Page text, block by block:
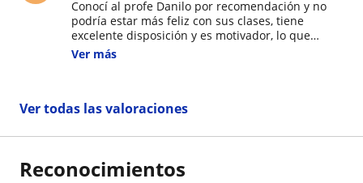
Conocí al profe Danilo por recomendación y no
podría estar más feliz con sus clases, tiene
excelente disposición y es motivador, lo que
ayuda mucho a hacer más fácil y dinámico el
Ver más
Ver todas las valoraciones
Reconocimientos